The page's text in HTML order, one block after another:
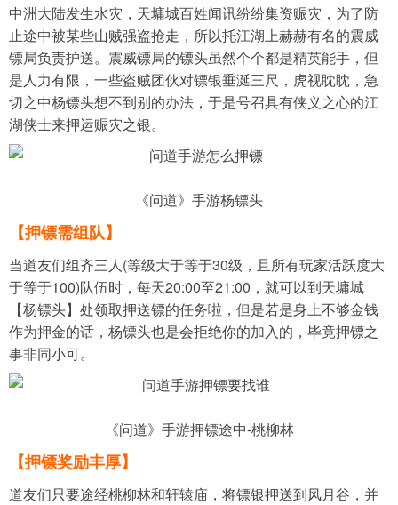
中洲大陆发生水灾，天墉城百姓闻讯纷纷集资赈灾，为了防
止途中被某些山贼强盗抢走，所以托江湖上赫赫有名的震威
镖局负责护送。震威镖局的镖头虽然个个都是精英能手，但
是人力有限，一些盗贼团伙对镖银垂涎三尺，虎视眈眈，急
切之中杨镖头想不到别的办法，于是号召具有侠义之心的江
湖侠士来押运赈灾之银。
《问道》手游杨镖头
【押镖需组队】
当道友们组齐三人(等级大于等于30级，且所有玩家活跃度大
于等于100)队伍时，每天20:00至21:00，就可以到天墉城
【杨镖头】处领取押送镖的任务啦，但是若是身上不够金钱
作为押金的话，杨镖头也是会拒绝你的加入的，毕竟押镖之
事非同小可。
《问道》手游押镖途中-桃柳林
【押镖奖励丰厚】
道友们只要途经桃柳林和轩辕庙，将镖银押送到风月谷，并